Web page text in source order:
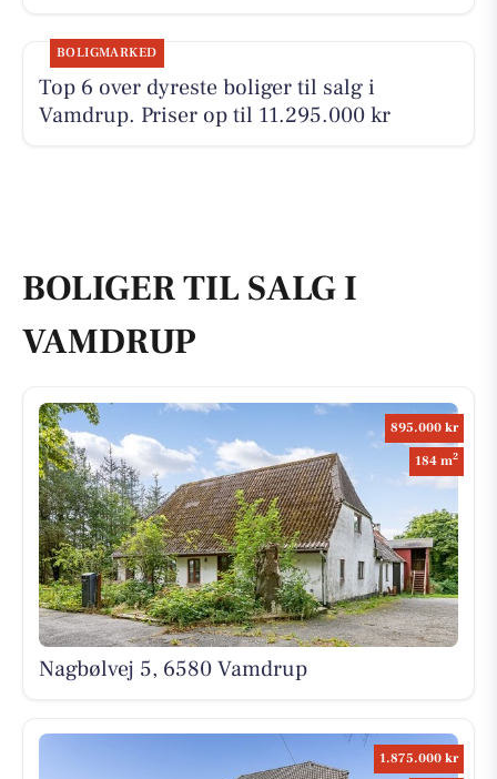
BOLIGMARKED
Top 6 over dyreste boliger til salg i
Vamdrup. Priser op til 11.295.000 kr
BOLIGER TIL SALG I
VAMDRUP
895.000 kr
184 m2
Nagbølvej 5, 6580 Vamdrup
1.875.000 kr